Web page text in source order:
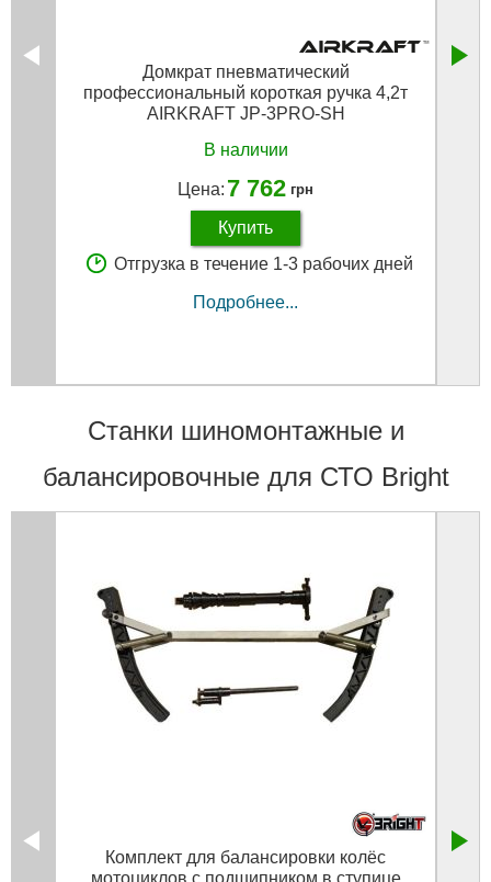
Домкрат пневматический
профессиональный короткая ручка 4,2т
AIRKRAFT JP-3PRO-SH
В наличии
Цена: 7 762 грн
Купить
Отгрузка в течение 1-3 рабочих дней
Подробнее...
Станки шиномонтажные и
балансировочные для СТО Bright
Комплект для балансировки колёс
мотоциклов с подшипником в ступице